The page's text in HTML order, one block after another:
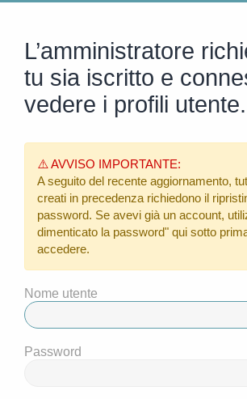
L’amministratore
tu sia iscritto e
vedere i profili utente.
⚠️ AVVISO IMPORTANTE:
A seguito del recente aggiornamento,
creati in precedenza richiedono il
password. Se avevi già un account,
dimenticato la password" qui sotto
accedere.
Nome utente
Password